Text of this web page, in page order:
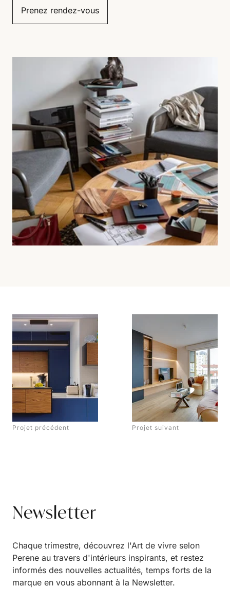
Prenez rendez-vous
Projet précédent Projet suivant
Newsletter
Chaque trimestre, découvrez l'Art de vivre selon
Perene au travers d'intérieurs inspirants, et restez
informés des nouvelles actualités, temps forts de la
marque en vous abonnant à la Newsletter.